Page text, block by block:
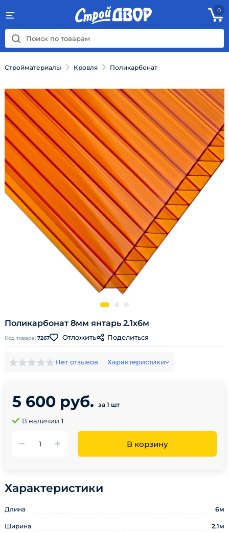
0
Стройматериалы Кровля Поликарбонат
Поликарбонат 8мм янтарь 2.1х6м
Код товара: 7267 Отложить Поделиться
Нет отзывов Характеристики
5 600 руб. за 1 шт
В наличии 1
В корзину
Характеристики
Длина 6м
Ширина 2,1м